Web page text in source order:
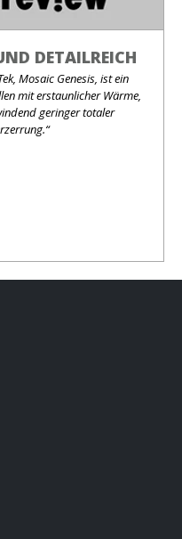
DETAILREICH
Mosaic Genesis, ist ein
mit erstaunlicher Wärme,
geringer totaler